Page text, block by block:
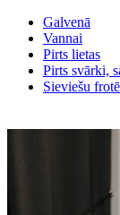
Galvenā
Vannai
Pirts lietas
Pirts svārki,
Sieviešu